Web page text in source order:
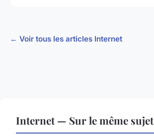
← Voir tous les articles Internet
Internet — Sur le même sujet